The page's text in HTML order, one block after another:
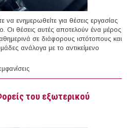
ενημερωθείτε για θέσεις εργασίας
Οι θέσεις αυτές αποτελούν ένα μέρος
σε διάφορους ιστότοπους και
ανάλογα με το αντικείμενο
εργασίας στον Ιδιωτικό Τομέα στην
2018)
του εξωτερικού